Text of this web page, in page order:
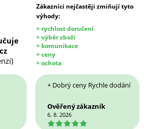
Zákazníci nejčastěji zmiňují tyto
výhody:
+ rychlost doručení
+ výběr zboží
+ komunikace
+ ceny
+ ochota
+ Dobrý ceny Rychle dodání
Ověřený zákazník
6. 8. 2026
5